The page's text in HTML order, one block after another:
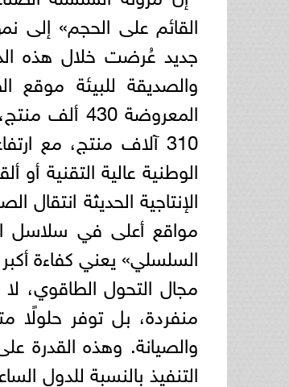
جديد عُرضت خلال هذه
والصديقة للبيئة موقع
المعروضة
310 آلاف منتج، مع
الوطنية عالية التقنية
الإنتاجية الحديثة
مواقع أعلى في سلاسل
السلسلي» يعني كفاءة
مجال التحول الطاقوي،
منفردة، بل توفر حلولًا
والصيانة. وهذه القدرة
التنفيذ بالنسبة للدول